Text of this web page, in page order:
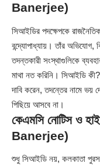
Banerjee)
সিআইডির পদক্ষেপকে
বন্দ্যোপাধ্যায়। তাঁর অভিযোগ,
তদন্তকারী সংস্থাগুলিকে
মাথা নত করিনি। সিআইডি
দাবি করেন, তদন্তের নামে ভয়
পিছিয়ে আসবে না।
কেএমসি নোটিস ও
Banerjee)
শুধু সিআইডি নয়, কলকাতা